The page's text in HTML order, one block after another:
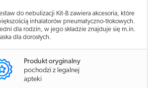
do nebulizacji Kit-B zawiera akcesoria, które
inhalatorów pneumatyczno-tłokowych.
dla rodzin, w jego składzie znajduje się m.in.
dla dorosłych.
Produkt oryginalny
pochodzi z legalnej
apteki